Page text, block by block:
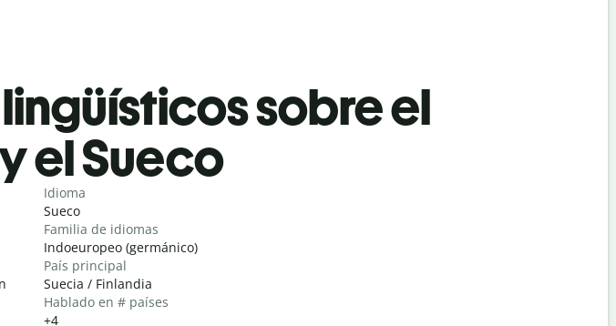
sobre el
el Sueco
Idioma
Sueco
Familia de idiomas
Indoeuropeo (germánico)
País principal
Suecia / Finlandia
Hablado en # países
+4